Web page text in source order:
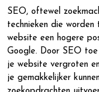
SEO, oftewel
technieken die
website een hogere
Google. Door SEO
je website vergroten
je gemakkelijker